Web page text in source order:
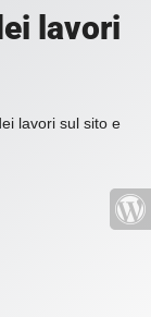
lavori
lavori sul sito e